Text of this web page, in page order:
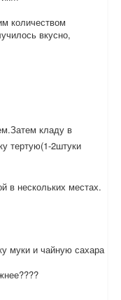
количеством
вкусно,
кладу в
тертую(1-2штуки
в нескольких местах.
муки и чайную сахара